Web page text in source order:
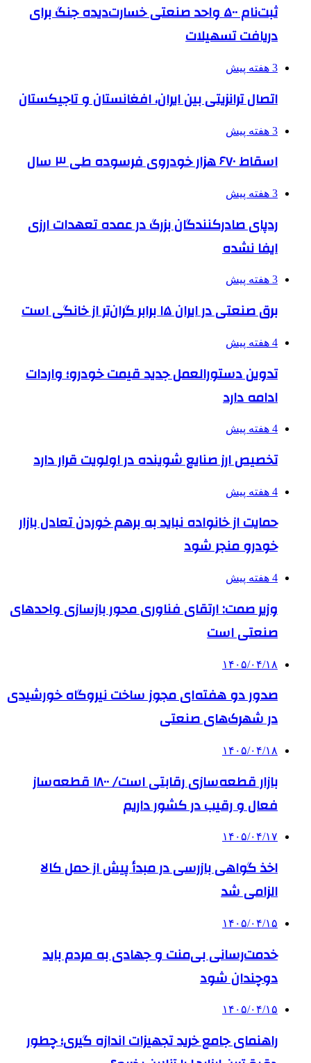
ثبت‌نام ۵۰۰ واحد صنعتی خسارت‌دیده جنگ برای
دریافت تسهیلات
3 هفته پیش
اتصال ترانزیتی بین ایران، افغانستان و تاجیکستان
3 هفته پیش
اسقاط ۶۷۰ هزار خودروی فرسوده طی ۳ سال
3 هفته پیش
ردپای صادرکنندگان بزرگ در عمده تعهدات ارزی
ایفا نشده
3 هفته پیش
برق صنعتی در ایران ۱۵ برابر گران‌تر از خانگی است
4 هفته پیش
تدوین دستورالعمل جدید قیمت خودرو؛ واردات
ادامه دارد
4 هفته پیش
تخصیص ارز صنایع شوینده در اولویت قرار دارد
4 هفته پیش
حمایت از خانواده نباید به برهم خوردن تعادل بازار
خودرو منجر شود
4 هفته پیش
وزیر صمت: ارتقای فناوری محور بازسازی واحدهای
صنعتی است
۱۴۰۵/۰۴/۱۸
صدور دو هفته‌ای مجوز ساخت نیروگاه خورشیدی
در شهرک‌های صنعتی
۱۴۰۵/۰۴/۱۸
بازار قطعه‌سازی رقابتی است/ ۱۸۰۰ قطعه‌ساز
فعال و رقیب در کشور داریم
۱۴۰۵/۰۴/۱۷
اخذ گواهی بازرسی در مبدأ پیش از حمل کالا
الزامی شد
۱۴۰۵/۰۴/۱۵
خدمت‌رسانی بی‌منت و جهادی به مردم باید
دوچندان شود
۱۴۰۵/۰۴/۱۵
راهنمای جامع خرید تجهیزات اندازه گیری؛ چطور